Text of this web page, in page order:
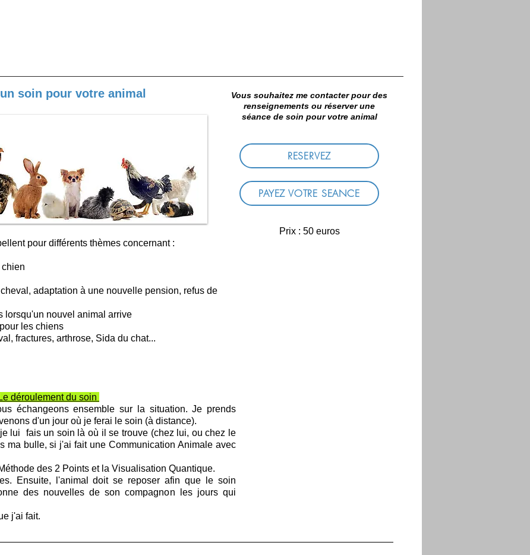
soin pour votre animal
Vous souhaitez me contacter pour des
renseignements ou réserver une
séance de soin pour votre animal
RESERVEZ
PAYEZ VOTRE SEANCE
Prix : 50 euros
pour différents thèmes concernant :
adaptation à une nouvelle pension, refus de
lorsqu'un nouvel animal arrive
les chiens
fractures, arthrose, Sida du chat...
Le déroulement du soin
échangeons ensemble sur la situation. Je prends
d'un jour où je ferai le soin (à distance).
lui fais un soin là où il se trouve (chez lui, ou chez le
ma bulle, si j'ai fait une Communication Animale avec
des 2 Points et la Visualisation Quantique.
Ensuite, l'animal doit se reposer afin que le soin
des nouvelles de son compagnon les jours qui
j'ai fait.